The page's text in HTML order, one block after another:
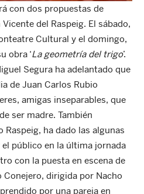
con dos propuestas de
del Raspeig. El sábado,
Cultural y el domingo,
obra ‘La geometría del trigo’.
Segura ha adelantado que
de Juan Carlos Rubio
amigas inseparables, que
ser madre. También
Raspeig, ha dado las algunas
público en la última jornada
con la puesta en escena de
dirigida por Nacho
por una pareja en